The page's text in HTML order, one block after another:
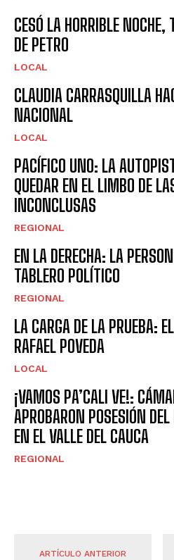
CESÓ LA HORRIBLE NOCHE,
DE PETRO
LOCAL
CLAUDIA CARRASQUILLA
NACIONAL
LOCAL
PACÍFICO UNO: LA
QUEDAR EN EL LIMBO DE
INCONCLUSAS
REGIONAL
EN LA DERECHA: LA
TABLERO POLÍTICO
REGIONAL
LA CARGA DE LA PRUEBA:
RAFAEL POVEDA
LOCAL
¡VAMOS PA’CALI VE!:
APROBARON POSESIÓN
EN EL VALLE DEL CAUCA
REGIONAL
ARTÍCULO ANTERIOR